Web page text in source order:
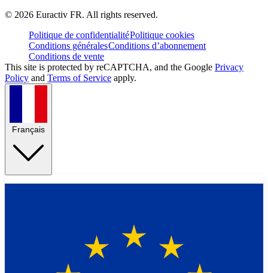
© 2026 Euractiv FR. All rights reserved.
Politique de confidentialitéPolitique cookies
Conditions généralesConditions d’abonnement
Conditions de vente
This site is protected by reCAPTCHA, and the Google Privacy
Policy and Terms of Service apply.
Français